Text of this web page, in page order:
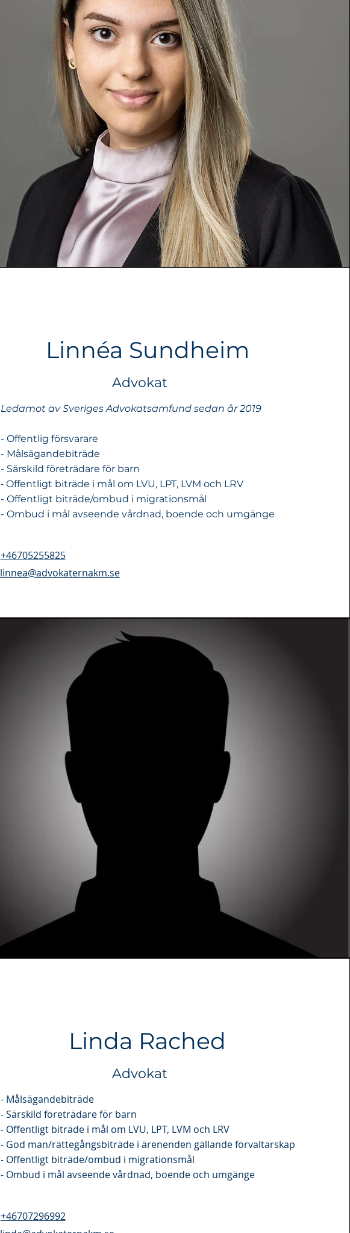
Linnéa Sundheim
Advokat
Ledamot av Sveriges Advokatsamfund sedan år 2019
- Offentlig försvarare
- Målsägandebiträde
- Särskild företrädare för barn
-Offentligt biträde i mål om LVU, LPT, LVM och LRV
- Offentligt biträde/ombud i migrationsmål
- Ombud i mål avseende vårdnad, boende och umgänge
+46705255825
linnea@advokaternakm.se
Linda Rached
Advokat
- Målsägandebiträde
- Särskild företrädare för barn
- Offentligt biträde i mål om LVU, LPT, LVM och LRV
- God man/rättegångsbiträde i ärenenden gällande förvaltarskap
- Offentligt biträde/ombud i migrationsmål
- Ombud i mål avseende vårdnad, boende och umgänge
+46707296992